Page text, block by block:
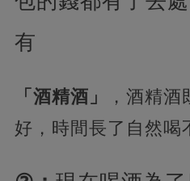
有
「酒精酒」
，酒精
好，時間長了自然喝